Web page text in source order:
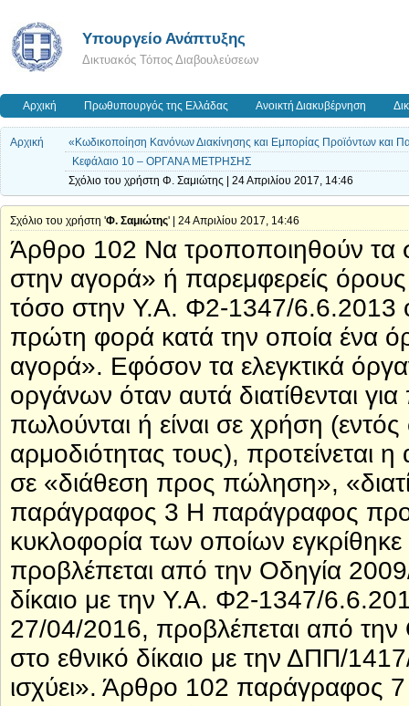
Υπουργείο Ανάπτυξης
Δικτυακός Τόπος Διαβουλεύσεων
Αρχική Πρωθυπουργός της Ελλάδας Ανοικτή Διακυβέρνηση
Αρχική
«Κωδικοποίηση Κανόνων Διακίνησης και Εμπορίας Προϊόντων και
Κεφάλαιο 10 – ΟΡΓΑΝΑ ΜΕΤΡΗΣΗΣ
Σχόλιο του χρήστη Φ. Σαμιώτης | 24 Απριλίου 2017, 14:46
Σχόλιο του χρήστη 'Φ. Σαμιώτης' | 24 Απριλίου 2017, 14:46
Άρθρο 102 Να τροποποιηθούν τα
στην αγορά» ή παρεμφερείς
τόσο στην Υ.Α. Φ2-1347/6.6.2013
πρώτη φορά κατά την οποία ένα
αγορά». Εφόσον τα ελεγκτικά
οργάνων όταν αυτά διατίθενται
πωλούνται ή είναι σε χρήση
αρμοδιότητας τους), προτείνεται
σε «διάθεση προς πώληση»,
παράγραφος 3 Η παράγραφος
κυκλοφορία των οποίων
προβλέπεται από την Οδηγία
δίκαιο με την Υ.Α. Φ2-1347/
27/04/2016, προβλέπεται από
στο εθνικό δίκαιο με την ΔΠΠ/
ισχύει». Άρθρο 102 παράγραφος